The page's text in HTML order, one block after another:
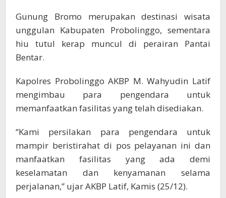
Gunung Bromo merupakan destinasi wisata
unggulan Kabupaten Probolinggo, sementara
hiu tutul kerap muncul di perairan Pantai
Bentar.
Kapolres Probolinggo AKBP M. Wahyudin Latif
mengimbau para pengendara untuk
memanfaatkan fasilitas yang telah disediakan.
“Kami persilakan para pengendara untuk
mampir beristirahat di pos pelayanan ini dan
manfaatkan fasilitas yang ada demi
keselamatan dan kenyamanan selama
perjalanan,” ujar AKBP Latif, Kamis (25/12).